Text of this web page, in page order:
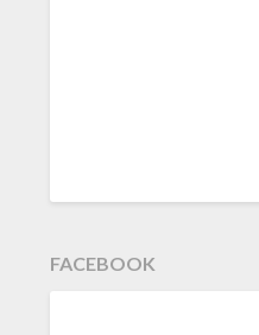
FACEBOOK